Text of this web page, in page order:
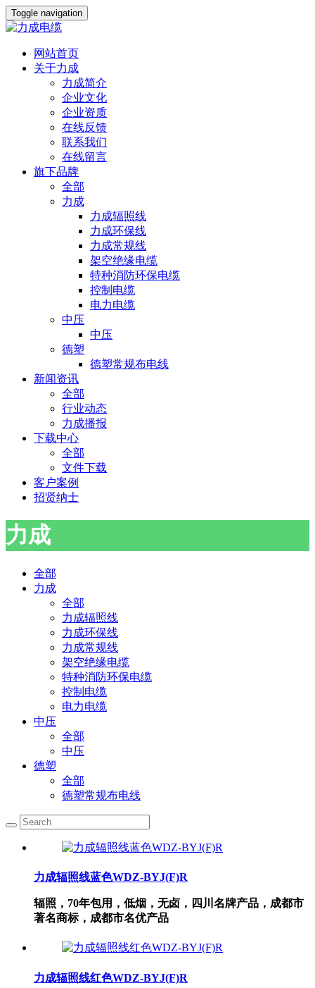
Toggle navigation
网站首页
关于力成
力成简介
企业文化
企业资质
在线反馈
联系我们
在线留言
旗下品牌
全部
力成
力成辐照线
力成环保线
力成常规线
架空绝缘电缆
特种消防环保电缆
控制电缆
电力电缆
中压
中压
德塑
德塑常规布电线
新闻资讯
全部
行业动态
力成播报
下载中心
全部
文件下载
客户案例
招贤纳士
力成
全部
力成
全部
力成辐照线
力成环保线
力成常规线
架空绝缘电缆
特种消防环保电缆
控制电缆
电力电缆
中压
全部
中压
德塑
全部
德塑常规布电线
力成辐照线蓝色WDZ-BYJ(F)R
辐照，70年包用，低烟，无卤，四川名牌产品，成都市
著名商标，成都市名优产品
力成辐照线红色WDZ-BYJ(F)R